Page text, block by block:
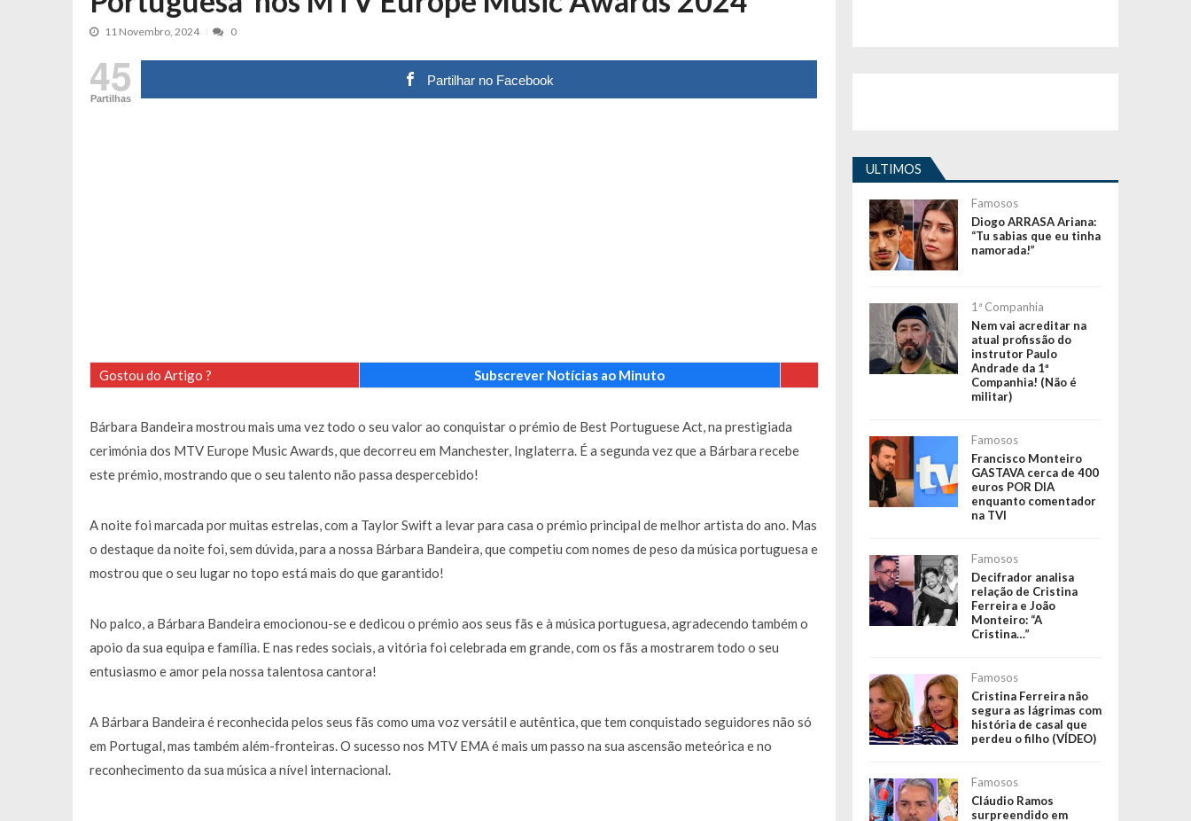
Maria Botelho Moniz coloca ‘pontos nos is’: “Ficou chateado comigo?”
Filipe Delgado volta a imitar o instrutor e é apanhado 27 JANEIRO, 2026
Gonçalo Quinaz CRITICA “dança” de Cláudio Ramos: “É um atentado…” 25 JANEIRO, 2026
11 Novembro, 2024 0
45
Partilhas
Partilhar no Facebook
Gostou do Artigo ? Subscrever Notícias ao Minuto
Bárbara Bandeira mostrou mais uma vez todo o seu valor ao conquistar o prémio de Best Portuguese Act, na prestigiada
cerimónia dos MTV Europe Music Awards, que decorreu em Manchester, Inglaterra. É a segunda vez que a Bárbara recebe
este prémio, mostrando que o seu talento não passa despercebido!
A noite foi marcada por muitas estrelas, com a Taylor Swift a levar para casa o prémio principal de melhor artista do ano. Mas
o destaque da noite foi, sem dúvida, para a nossa Bárbara Bandeira, que competiu com nomes de peso da música portuguesa e
mostrou que o seu lugar no topo está mais do que garantido!
No palco, a Bárbara Bandeira emocionou-se e dedicou o prémio aos seus fãs e à música portuguesa, agradecendo também o
apoio da sua equipa e família. E nas redes sociais, a vitória foi celebrada em grande, com os fãs a mostrarem todo o seu
entusiasmo e amor pela nossa talentosa cantora!
A Bárbara Bandeira é reconhecida pelos seus fãs como uma voz versátil e autêntica, que tem conquistado seguidores não só
em Portugal, mas também além-fronteiras. O sucesso nos MTV EMA é mais um passo na sua ascensão meteórica e no
reconhecimento da sua música a nível internacional.
ULTIMOS
Famosos
Diogo ARRASA Ariana:
“Tu sabias que eu tinha
namorada!”
1ª Companhia
Nem vai acreditar na
atual profissão do
instrutor Paulo
Andrade da 1ª
Companhia! (Não é
militar)
Famosos
Francisco Monteiro
GASTAVA cerca de 400
euros POR DIA
enquanto comentador
na TVI
Famosos
Decifrador analisa
relação de Cristina
Ferreira e João
Monteiro: “A
Cristina…”
Famosos
Cristina Ferreira não
segura as lágrimas com
história de casal que
perdeu o filho (VÍDEO)
Famosos
Cláudio Ramos
surpreendido em